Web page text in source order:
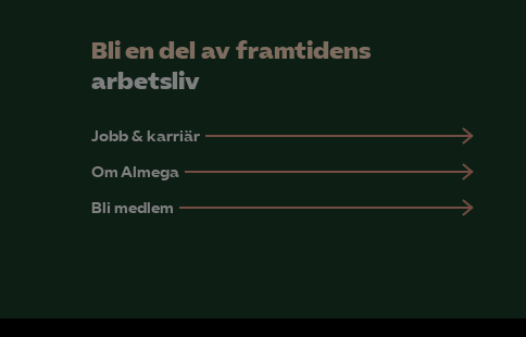
Bli en del av framtidens
arbetsliv
Jobb & karriär
Om Almega
Bli medlem